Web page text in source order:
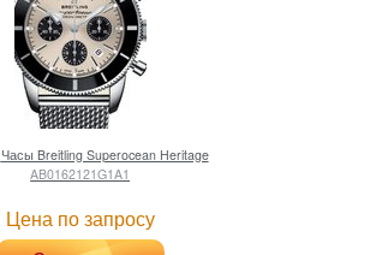
Часы Breitling Superocean Heritage
AB0162121G1A1
Цена по запросу